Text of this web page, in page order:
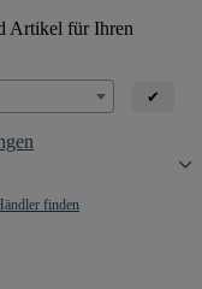
Artikel für Ihren
✔
finden